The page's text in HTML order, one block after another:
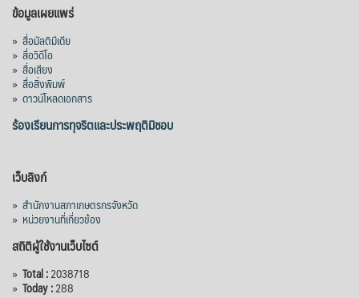
ข้อมูลเผยแพร่
» สื่อมัลติมีเดีย
» สื่อวิดีโอ
» สื่อเสียง
» สื่อสิ่งพิมพ์
» ดาวน์โหลดเอกสาร
ร้องเรียนการทุจริตและประพฤติมิชอบ
เว็บลิงก์
» สำนักงานสภาเกษตรกรจังหวัด
» หน่วยงานที่เกี่ยวข้อง
สถิติผู้ใช้งานเว็บไซต์
» Total :2038718
» Today :288